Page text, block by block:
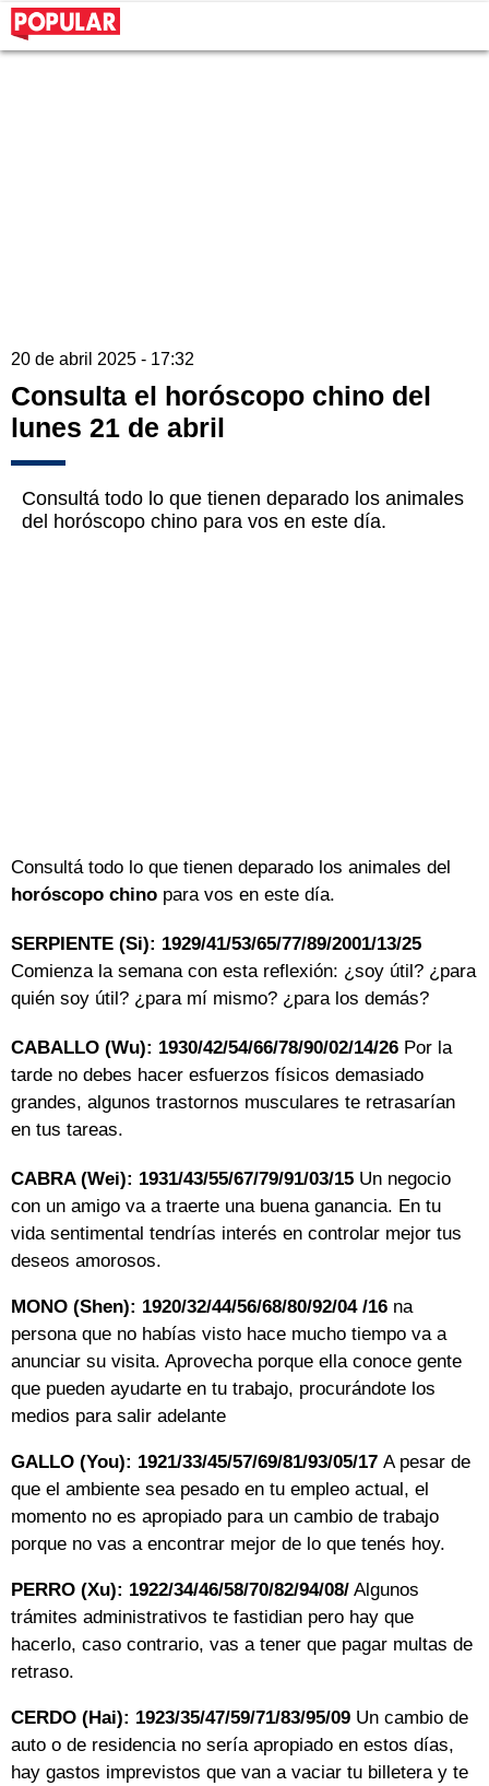
20 de abril 2025 - 17:32
Consulta el horóscopo chino del
lunes 21 de abril
Consultá todo lo que tienen deparado los animales
del horóscopo chino para vos en este día.
Consultá todo lo que tienen deparado los animales del
horóscopo chino para vos en este día.
SERPIENTE (Si): 1929/41/53/65/77/89/2001/13/25
Comienza la semana con esta reflexión: ¿soy útil? ¿para
quién soy útil? ¿para mí mismo? ¿para los demás?
CABALLO (Wu): 1930/42/54/66/78/90/02/14/26 Por la
tarde no debes hacer esfuerzos físicos demasiado
grandes, algunos trastornos musculares te retrasarían
en tus tareas.
CABRA (Wei): 1931/43/55/67/79/91/03/15 Un negocio
con un amigo va a traerte una buena ganancia. En tu
vida sentimental tendrías interés en controlar mejor tus
deseos amorosos.
MONO (Shen): 1920/32/44/56/68/80/92/04 /16 na
persona que no habías visto hace mucho tiempo va a
anunciar su visita. Aprovecha porque ella conoce gente
que pueden ayudarte en tu trabajo, procurándote los
medios para salir adelante
GALLO (You): 1921/33/45/57/69/81/93/05/17 A pesar de
que el ambiente sea pesado en tu empleo actual, el
momento no es apropiado para un cambio de trabajo
porque no vas a encontrar mejor de lo que tenés hoy.
PERRO (Xu): 1922/34/46/58/70/82/94/08/ Algunos
trámites administrativos te fastidian pero hay que
hacerlo, caso contrario, vas a tener que pagar multas de
retraso.
CERDO (Hai): 1923/35/47/59/71/83/95/09 Un cambio de
auto o de residencia no sería apropiado en estos días,
hay gastos imprevistos que van a vaciar tu billetera y te